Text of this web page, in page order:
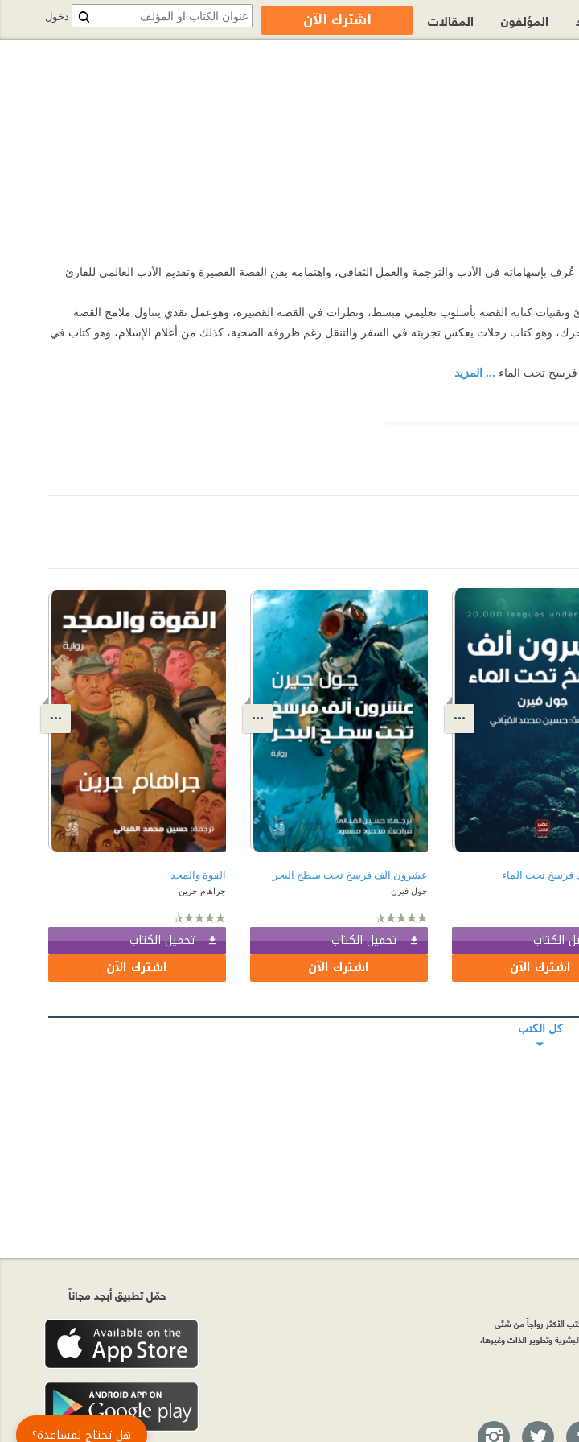
بإسهاماته في الأدب والترجمة والعمل الثقافي، واهتمامه بفن القصة القصيرة وتقديم الأدب العالمي للقارئ
وتقنيات كتابة القصة بأسلوب تعليمي مبسط، ونظرات في القصة القصيرة، وهوعمل نقدي يتناول ملامح القصة
وهو كتاب رحلات يعكس تجربته في السفر والتنقل رغم ظروفه الصحية، كذلك من أعلام الإسلام، وهو كتاب في
فرسخ تحت الماء ... المزيد
تحت الماء
الكتاب
اشترك الآن
عشرون الف فرسخ تحت سطح البحر
جول فيرن
تحميل الكتاب
اشترك الآن
القوة والمجد
جراهام جرين
تحميل الكتاب
اشترك الآن
كل الكتب
دخول المؤلفون المقالات اشترك الآن
حمّل تطبيق أبجد مجاناً
الأكثر رواجاً من شتّى
وتطوير الذات وغيرها.
هل تحتاج لمساعدة؟